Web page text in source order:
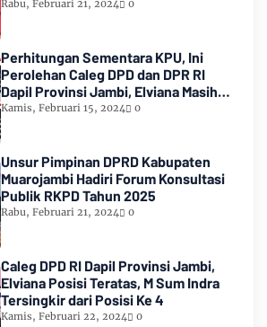
Rabu, Februari 21, 2024 0
Perhitungan Sementara KPU, Ini
Perolehan Caleg DPD dan DPR RI
Dapil Provinsi Jambi, Elviana Masih
Urutan Kedua Teratas
Kamis, Februari 15, 2024 0
Unsur Pimpinan DPRD Kabupaten
Muarojambi Hadiri Forum Konsultasi
Publik RKPD Tahun 2025
Rabu, Februari 21, 2024 0
Caleg DPD RI Dapil Provinsi Jambi,
Elviana Posisi Teratas, M Sum Indra
Tersingkir dari Posisi Ke 4
Kamis, Februari 22, 2024 0